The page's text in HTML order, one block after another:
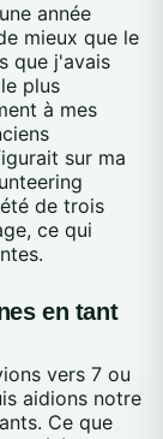
année
mieux que le
que j'avais
plus
à mes
sur ma
de trois
ce qui
en tant
vers 7 ou
aidions notre
Ce que